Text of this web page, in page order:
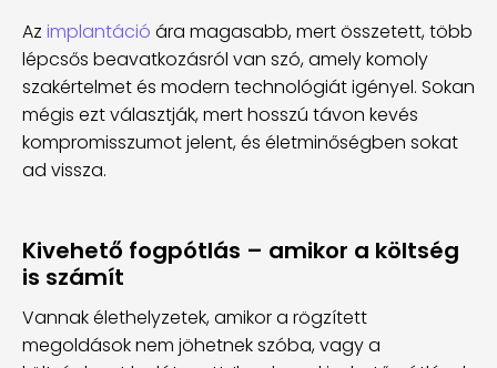
Az implantáció ára magasabb, mert összetett, több
lépcsős beavatkozásról van szó, amely komoly
szakértelmet és modern technológiát igényel. Sokan
mégis ezt választják, mert hosszú távon kevés
kompromisszumot jelent, és életminőségben sokat
ad vissza.
Kivehető fogpótlás – amikor a költség
is számít
Vannak élethelyzetek, amikor a rögzített
megoldások nem jöhetnek szóba, vagy a